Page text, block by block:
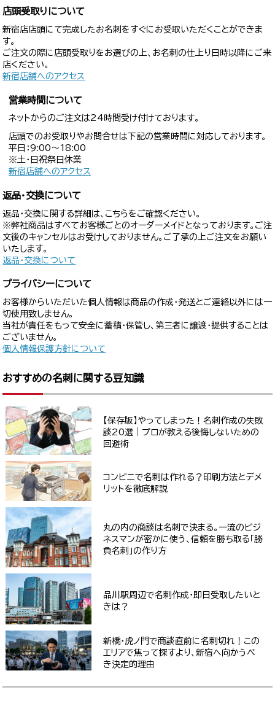
店頭受取りについて
新宿店店頭にて完成したお名刺をすぐにお受取いただくことができま
す。
ご注文の際に店頭受取りをお選びの上、お名刺の仕上り日時以降にご来
店ください。
新宿店舗へのアクセス
営業時間について
ネットからのご注文は24時間受け付けております。
店頭でのお受取りやお問合せは下記の営業時間に対応しております。
平日：9:00〜18:00
※土・日祝祭日休業
新宿店舗へのアクセス
返品・交換について
返品・交換に関する詳細は、こちらをご確認ください。
※弊社商品はすべてお客様ごとのオーダーメイドとなっております。ご注
文後のキャンセルはお受けしておりません。ご了承の上ご注文をお願い
いたします。
返品・交換について
プライバシーについて
お客様からいただいた個人情報は商品の作成・発送とご連絡以外には一
切使用致しません。
当社が責任をもって安全に蓄積・保管し、第三者に譲渡・提供することは
ございません。
個人情報保護方針について
おすすめの名刺に関する豆知識
【保存版】やってしまった！名刺作成の失敗
談20選｜プロが教える後悔しないための
回避術
コンビニで名刺は作れる？印刷方法とデメ
リットを徹底解説
丸の内の商談は名刺で決まる。一流のビジ
ネスマンが密かに使う、信頼を勝ち取る「勝
負名刺」の作り方
品川駅周辺で名刺作成・即日受取したいと
きは？
新橋・虎ノ門で商談直前に名刺切れ！この
エリアで焦って探すより、新宿へ向かうべ
き決定的理由